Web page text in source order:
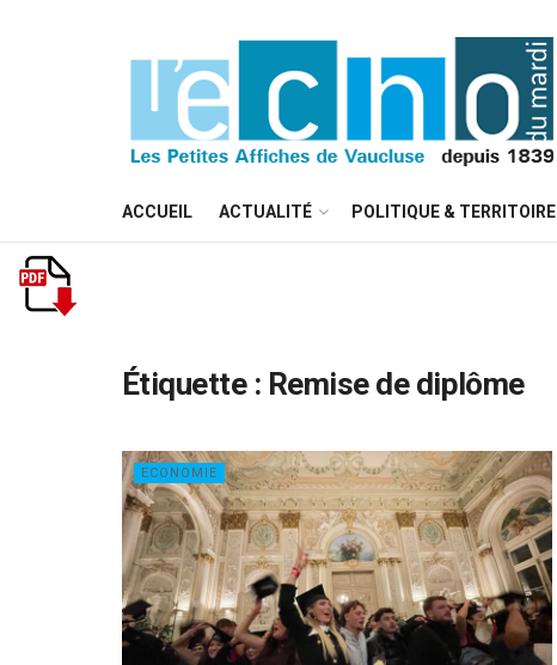
ACCUEIL ACTUALITÉ POLITIQUE & TERRITOIRE
Étiquette : Remise de diplôme
ECONOMIE